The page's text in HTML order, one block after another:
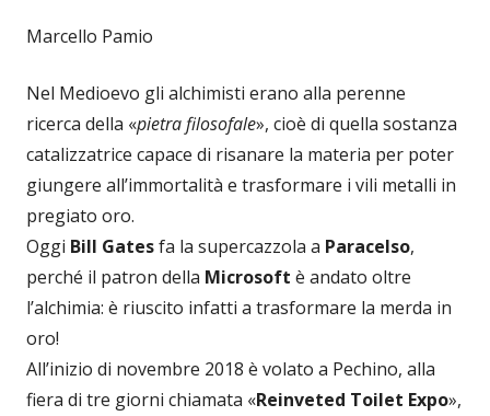
Marcello Pamio
Nel Medioevo gli alchimisti erano alla perenne
ricerca della «pietra filosofale», cioè di quella sostanza
catalizzatrice capace di risanare la materia per poter
giungere all’immortalità e trasformare i vili metalli in
pregiato oro.
Oggi Bill Gatesfa la supercazzola a Paracelso,
perché il patron della Microsoft è andato oltre
l’alchimia: è riuscito infatti a trasformare la merda in
oro!
All’inizio di novembre 2018 è volato a Pechino, alla
fiera di tre giorni chiamata «Reinveted Toilet Expo»,